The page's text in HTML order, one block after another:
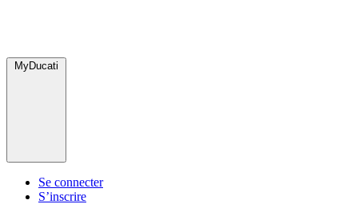
MyDucati
Se connecter
S’inscrire